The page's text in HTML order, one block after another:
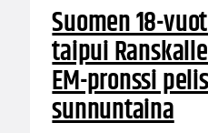
Suomen 18-
taipui
EM-pronssi
sunnuntaina